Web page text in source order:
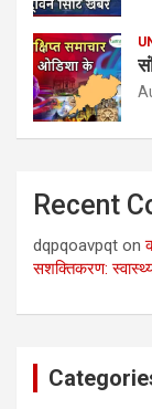
Recent
dqpqoavpqt on
सशक्तिकरण: